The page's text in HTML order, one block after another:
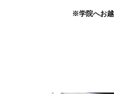
※学院へお